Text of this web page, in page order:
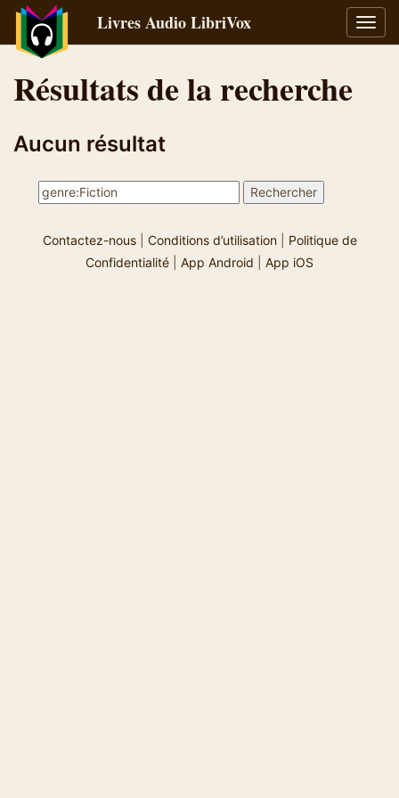
la
Livres Audio LibriVox
Résultats de la recherche
Aucun résultat
Contactez-nous| Conditions d’utilisation| Politique de
Confidentialité
App Android App iOS